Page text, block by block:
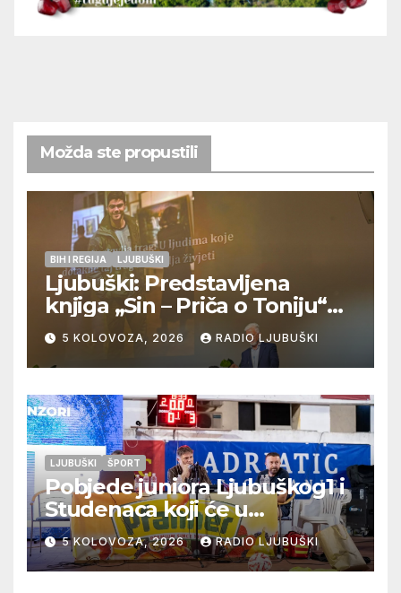
Možda ste propustili
BIH I REGIJA LJUBUŠKI
Ljubuški: Predstavljena
knjiga „Sin – Priča o Toniju“
dr. sc. Zdenka Hercega
5 KOLOVOZA, 2026 RADIO LJUBUŠKI
LJUBUŠKI ŠPORT
Pobjede juniora Ljubuškog1 i
Studenaca koji će u
međusobnom susretu
odlučiti o prvom mjestu u
skupini “A”, seniori Teskere
5 KOLOVOZA, 2026 RADIO LJUBUŠKI